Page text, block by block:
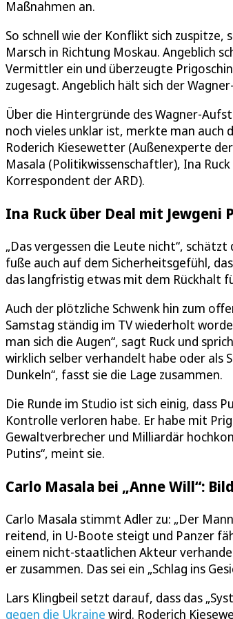
Maßnahmen an.
So schnell wie der Konflikt sich
Marsch in Richtung Moskau. Angeblich
Vermittler ein und überzeugte
zugesagt. Angeblich hält sich der
Über die Hintergründe des Wagner-
noch vieles unklar ist, merkte man auch
Roderich Kiesewetter (Außenexperte
Masala (Politikwissenschaftler), Ina
Korrespondent der ARD).
Ina Ruck über Deal mit Jewgeni
„Das vergessen die Leute nicht“,
fuße auch auf dem Sicherheitsgefühl,
das langfristig etwas mit dem Rückhalt
Auch der plötzliche Schwenk hin zum
Samstag ständig im TV wiederholt
man sich die Augen“, sagt Ruck und
wirklich selber verhandelt habe oder als
Dunkeln“, fasst sie die Lage zusammen.
Die Runde im Studio ist sich einig, dass
Kontrolle verloren habe. Er habe mit
Gewaltverbrecher und Milliardär
Putins“, meint sie.
Carlo Masala bei „Anne Will“:
Carlo Masala stimmt Adler zu: „Der
reitend, in U-Boote steigt und Panzer
einem nicht-staatlichen Akteur
er zusammen. Das sei ein „Schlag ins
Lars Klingbeil setzt darauf, dass das
gegen die Ukraine wird. Roderich